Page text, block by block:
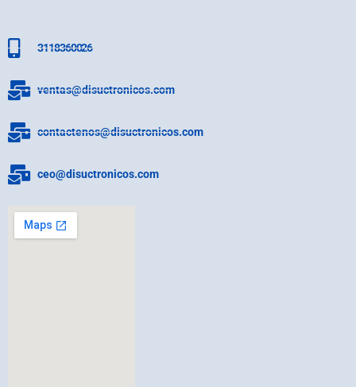
3118360026
ventas@disuctronicos.com
contactenos@disuctronicos.com
ceo@disuctronicos.com